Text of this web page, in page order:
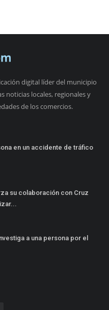
digital líder del municipio
noticias locales, regionales y
de los comercios.
en un accidente de tráfico
su colaboración con Cruz
a una persona por el